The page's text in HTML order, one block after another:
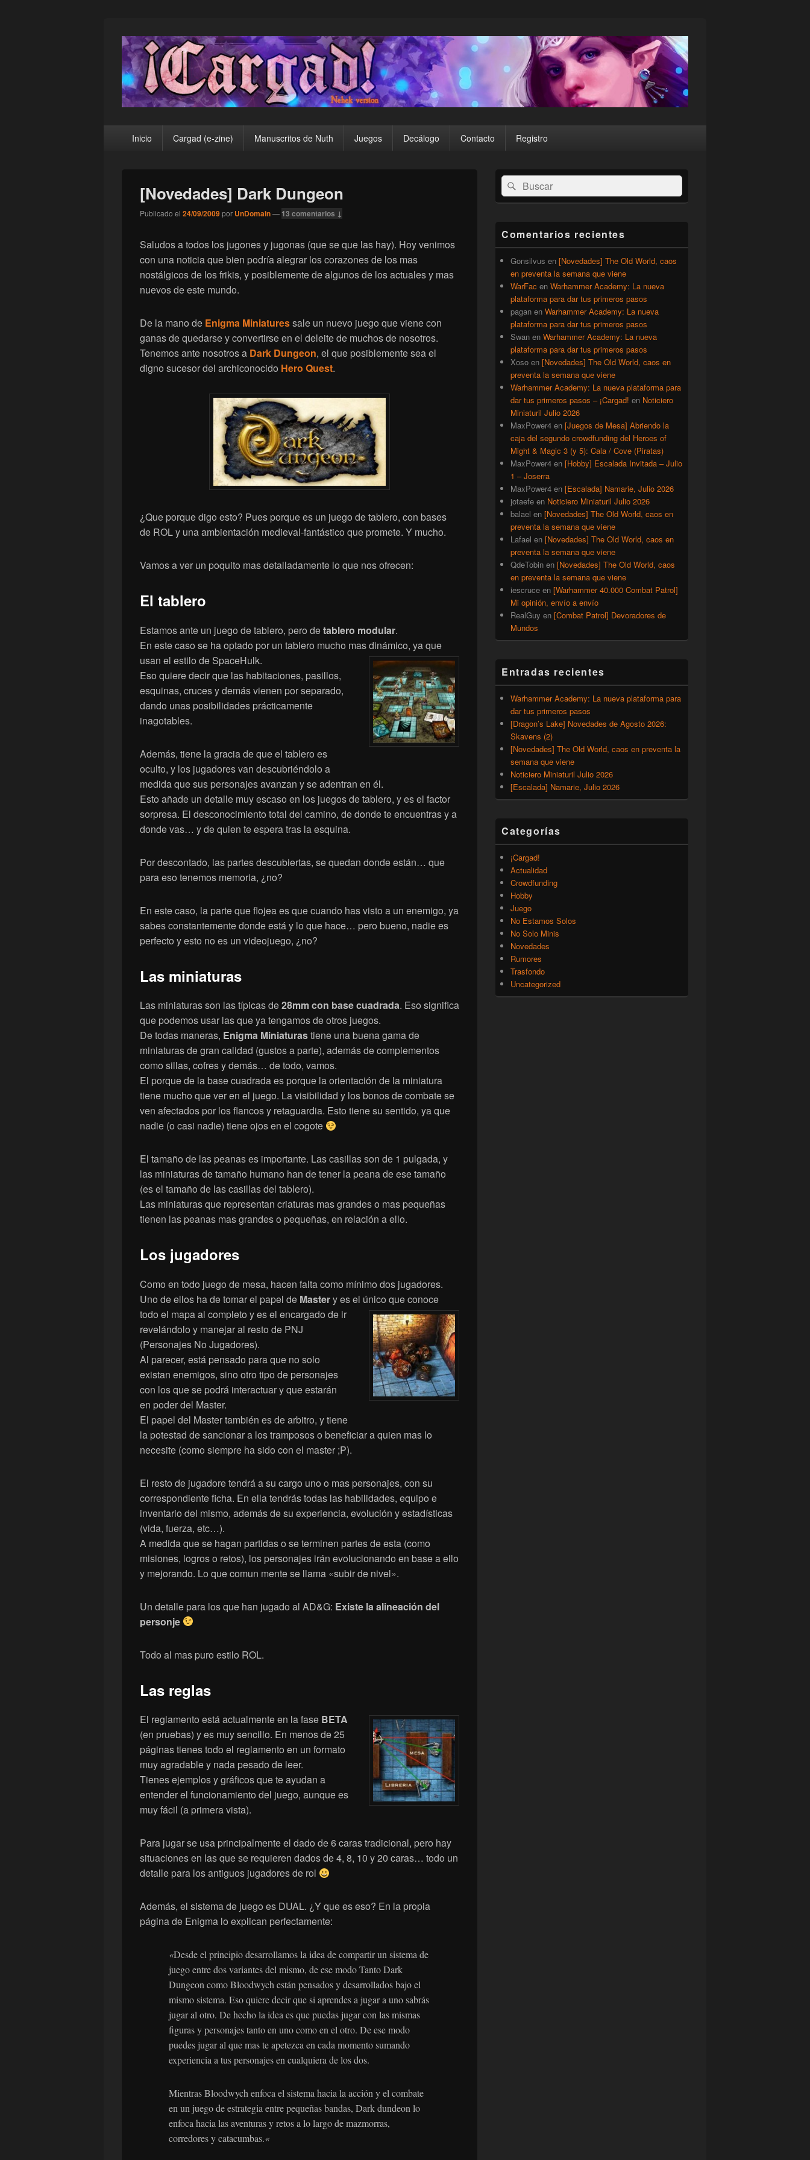
¡Cargad!
principalInicio Cargad (e-zine) Manuscritos de Nuth Juegos Decálogo Contacto Registro
[Novedades] Dark Dungeon
Publicado el 24/09/2009por UnDomain— 13 comentarios ↓
Saludos a todos los jugones y jugonas (que se que las hay). Hoy venimos
con una noticia que bien podría alegrar los corazones de los mas
nostálgicos de los frikis, y posiblemente de algunos de los actuales y mas
nuevos de este mundo.
De la mano de Enigma Miniaturessale un nuevo juego que viene con
ganas de quedarse y convertirse en el deleite de muchos de nosotros.
Tenemos ante nosotros a Dark Dungeon, el que posiblemente sea el
digno sucesor del archiconocido Hero Quest.
¿Que porque digo esto? Pues porque es un juego de tablero, con bases
de ROL y una ambientación medieval-fantástico que promete. Y mucho.
Vamos a ver un poquito mas detalladamente lo que nos ofrecen:
El tablero
Estamos ante un juego de tablero, pero detablero modular.
En este caso se ha optado por un tablero mucho mas dinámico, ya que
usan el estilo de SpaceHulk.
Eso quiere decir que las habitaciones, pasillos,
esquinas, cruces y demás vienen por separado,
dando unas posibilidades prácticamente
inagotables.
Además, tiene la gracia de que el tablero es
oculto, y los jugadores van descubriéndolo a
medida que sus personajes avanzan y se adentran en él.
Esto añade un detalle muy escaso en los juegos de tablero, y es el factor
sorpresa. El desconocimiento total del camino, de donde te encuentras y a
donde vas… y de quien te espera tras la esquina.
Por descontado, las partes descubiertas, se quedan donde están… que
para eso tenemos memoria, ¿no?
En este caso, la parte que flojea es que cuando has visto a un enemigo, ya
sabes constantemente donde está y lo que hace… pero bueno, nadie es
perfecto y esto no es un videojuego, ¿no?
Las miniaturas
Las miniaturas son las típicas de28mm con base cuadrada. Eso significa
que podemos usar las que ya tengamos de otros juegos.
De todas maneras, Enigma Miniaturastiene una buena gama de
miniaturas de gran calidad (gustos a parte), además de complementos
como sillas, cofres y demás… de todo, vamos.
El porque de la base cuadrada es porque la orientación de la miniatura
tiene mucho que ver en el juego. La visibilidad y los bonos de combate se
ven afectados por los flancos y retaguardia. Esto tiene su sentido, ya que
nadie (o casi nadie) tiene ojos en el cogote
El tamaño de las peanas es importante. Las casillas son de 1 pulgada, y
las miniaturas de tamaño humano han de tener la peana de ese tamaño
(es el tamaño de las casillas del tablero).
Las miniaturas que representan criaturas mas grandes o mas pequeñas
tienen las peanas mas grandes o pequeñas, en relación a ello.
Los jugadores
Como en todo juego de mesa, hacen falta como mínimo dos jugadores.
Uno de ellos ha de tomar el papel de Mastery es el único que conoce
todo el mapa al completo y esel encargado de ir
revelándolo y manejar al resto de PNJ
(Personajes No Jugadores).
Al parecer, está pensado para que no solo
existan enemigos, sino otro tipo de personajes
con los que se podrá interactuar y que estarán
en poder del Master.
El papel del Master también es de arbitro, y tiene
la potestad de sancionar a los tramposos o beneficiar a quien mas lo
necesite (como siempre ha sido con el master ;P).
El resto de jugadore tendrá a su cargo uno o mas personajes, con su
correspondiente ficha. En ella tendrás todas las habilidades, equipo e
inventario del mismo, además de su experiencia, evolución y estadísticas
(vida, fuerza, etc…).
A medida que se hagan partidas o se terminen partes de esta (como
misiones, logros o retos), los personajes irán evolucionando en base a ello
y mejorando. Lo que comun mente se llama «subir de nivel».
Un detalle para los que han jugado al AD&G: Existe la alineación del
personje
Todo al mas puro estilo ROL.
Las reglas
El reglamento está actualmente en la fase BETA
(en pruebas) y es muy sencillo. En menos de 25
páginas tienes todo el reglamento en un formato
muy agradable y nada pesado de leer.
Tienes ejemplos y gráficos que te ayudan a
entender el funcionamiento del juego, aunque es
muy fácil (a primera vista).
Para jugar se usa principalmente el dado de 6 caras tradicional, pero hay
situaciones en las que se requieren dados de 4, 8, 10 y 20 caras… todo un
detalle para los antiguos jugadores de rol
Además, el sistema de juego es DUAL. ¿Y que es eso? En la propia
página de Enigma lo explican perfectamente:
«Desde el principio desarrollamos la idea de compartir un sistema de
juego entre dos variantes del mismo, de ese modo Tanto Dark
Dungeon como Bloodwych están pensados y desarrollados bajo el
mismo sistema. Eso quiere decir que si aprendes a jugar a uno sabrás
jugar al otro. De hecho la idea es que puedas jugar con las mismas
figuras y personajes tanto en uno como en el otro. De ese modo
puedes jugar al que mas te apetezca en cada momento sumando
experiencia a tus personajes en cualquiera de los dos.
Mientras Bloodwych enfoca el sistema hacia la acción y el combate
en un juego de estrategia entre pequeñas bandas, Dark dundeon lo
enfoca hacia las aventuras y retos a lo largo de mazmorras,
corredores y catacumbas.«
El
área
de
lateral
primaria
Buscar
por:
Buscar
Comentarios recientes
Gonsilvus en [Novedades] The Old World, caos
en preventa la semana que viene
WarFac en Warhammer Academy: La nueva
plataforma para dar tus primeros pasos
pagan en Warhammer Academy: La nueva
plataforma para dar tus primeros pasos
Swan en Warhammer Academy: La nueva
plataforma para dar tus primeros pasos
Xoso en [Novedades] The Old World, caos en
preventa la semana que viene
Warhammer Academy: La nueva plataforma para
dar tus primeros pasos – ¡Cargad! en Noticiero
Miniaturil Julio 2026
MaxPower4 en [Juegos de Mesa] Abriendo la
caja del segundo crowdfunding del Heroes of
Might & Magic 3 (y 5): Cala / Cove (Piratas)
MaxPower4 en [Hobby] Escalada Invitada – Julio
1 – Joserra
MaxPower4 en [Escalada] Namarie, Julio 2026
jotaefe en Noticiero Miniaturil Julio 2026
balael en [Novedades] The Old World, caos en
preventa la semana que viene
Lafael en [Novedades] The Old World, caos en
preventa la semana que viene
QdeTobin en [Novedades] The Old World, caos
en preventa la semana que viene
iescruce en [Warhammer 40.000 Combat Patrol]
Mi opinión, envío a envío
RealGuy en [Combat Patrol] Devoradores de
Mundos
Entradas recientes
Warhammer Academy: La nueva plataforma para
dar tus primeros pasos
[Dragon’s Lake] Novedades de Agosto 2026:
Skavens (2)
[Novedades] The Old World, caos en preventa la
semana que viene
Noticiero Miniaturil Julio 2026
[Escalada] Namarie, Julio 2026
Categorías
¡Cargad!
Actualidad
Crowdfunding
Hobby
Juego
No Estamos Solos
No Solo Minis
Novedades
Rumores
Trasfondo
Uncategorized